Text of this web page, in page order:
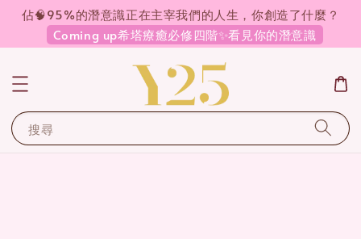
佔🧠95%的潛意識正在主宰我們的人生，你創造了什麼？
Coming up希塔療癒必修四階✨看見你的潛意識
搜尋